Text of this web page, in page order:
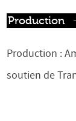
Production
Production : Ambassade du Brésil avec le
soutien de